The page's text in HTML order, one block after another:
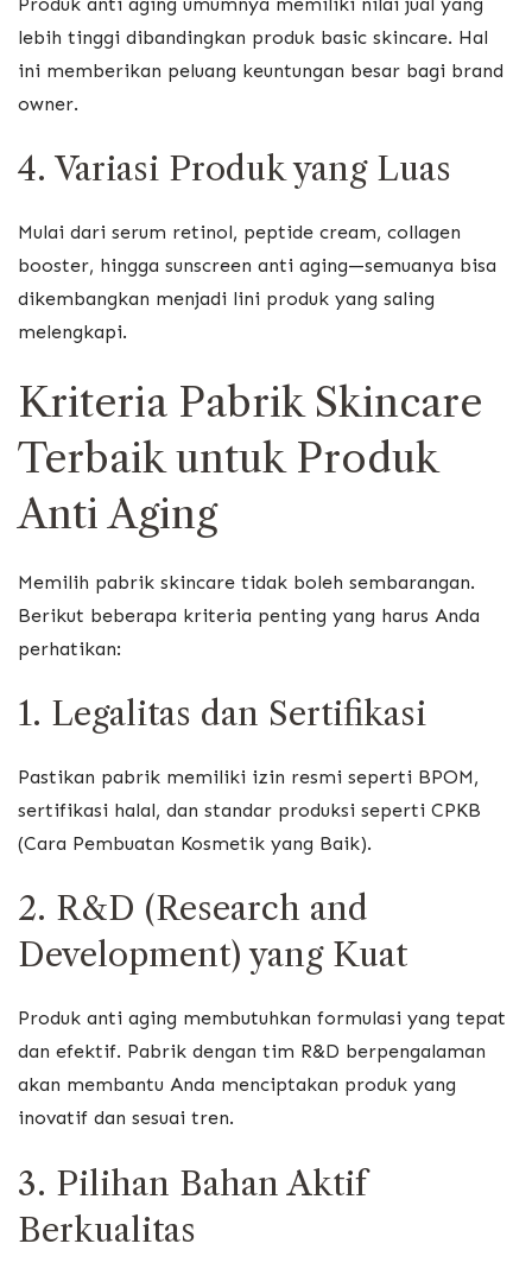
lebih tinggi dibandingkan produk basic skincare. Hal
ini memberikan peluang keuntungan besar bagi brand
owner.
4. Variasi Produk yang Luas
Mulai dari serum retinol, peptide cream, collagen
booster, hingga sunscreen anti aging—semuanya bisa
dikembangkan menjadi lini produk yang saling
melengkapi.
Kriteria Pabrik Skincare
Terbaik untuk Produk
Anti Aging
Memilih pabrik skincare tidak boleh sembarangan.
Berikut beberapa kriteria penting yang harus Anda
perhatikan:
1. Legalitas dan Sertifikasi
Pastikan pabrik memiliki izin resmi seperti BPOM,
sertifikasi halal, dan standar produksi seperti CPKB
(Cara Pembuatan Kosmetik yang Baik).
2. R&D (Research and
Development) yang Kuat
Produk anti aging membutuhkan formulasi yang tepat
dan efektif. Pabrik dengan tim R&D berpengalaman
akan membantu Anda menciptakan produk yang
inovatif dan sesuai tren.
3. Pilihan Bahan Aktif
Berkualitas